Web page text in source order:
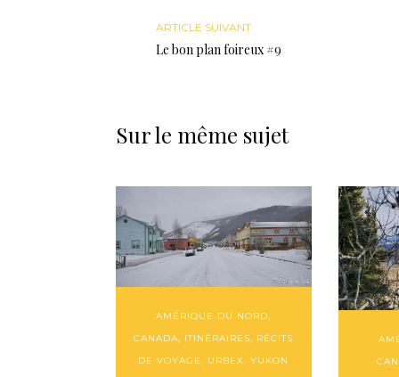
ARTICLE SUIVANT
Le bon plan foireux #9
Sur le même sujet
AMÉRIQUE DU NORD,
CANADA, ITINÉRAIRES, RÉCITS
DE VOYAGE, URBEX,YUKON